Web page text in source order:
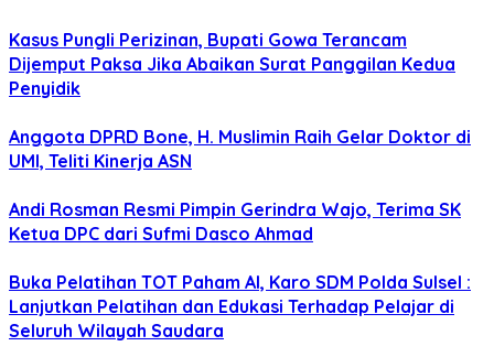
Kasus Pungli Perizinan, Bupati Gowa Terancam
Dijemput Paksa Jika Abaikan Surat Panggilan Kedua
Penyidik
Anggota DPRD Bone, H. Muslimin Raih Gelar Doktor di
UMI, Teliti Kinerja ASN
Andi Rosman Resmi Pimpin Gerindra Wajo, Terima SK
Ketua DPC dari Sufmi Dasco Ahmad
Buka Pelatihan TOT Paham AI, Karo SDM Polda Sulsel :
Lanjutkan Pelatihan dan Edukasi Terhadap Pelajar di
Seluruh Wilayah Saudara